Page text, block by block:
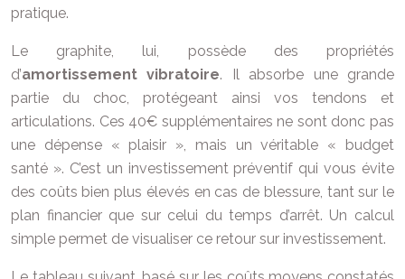
pratique.
Le graphite, lui, possède des propriétés
d’amortissement vibratoire. Il absorbe une grande
partie du choc, protégeant ainsi vos tendons et
articulations. Ces 40€ supplémentaires ne sont donc pas
une dépense « plaisir », mais un véritable « budget
santé ». C’est un investissement préventif qui vous évite
des coûts bien plus élevés en cas de blessure, tant sur le
plan financier que sur celui du temps d’arrêt. Un calcul
simple permet de visualiser ce retour sur investissement.